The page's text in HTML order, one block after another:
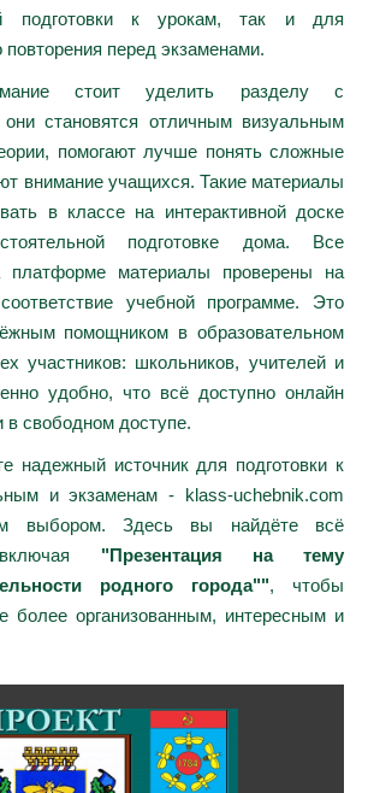
подготовки к урокам, так и для
повторения перед экзаменами.
стоит уделить разделу с
становятся отличным визуальным
помогают лучше понять сложные
внимание учащихся. Такие материалы
в классе на интерактивной доске
подготовке дома. Все
платформе материалы проверены на
учебной программе. Это
помощником в образовательном
участников: школьников, учителей и
удобно, что всё доступно онлайн
в свободном доступе.
надежный источник для подготовки к
и экзаменам - klass-uchebnik.com
выбором. Здесь вы найдёте всё
"Презентация на тему
родного города"", чтобы
более организованным, интересным и